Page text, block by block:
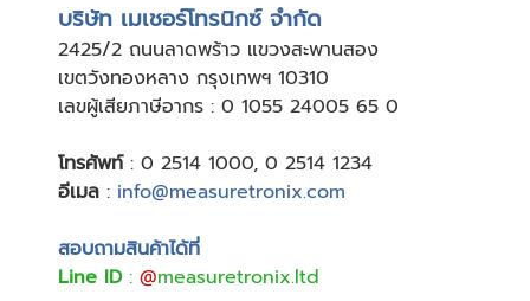
บริษัท เมเชอร์โทรนิกซ์ จำกัด
2425/2 ถนนลาดพร้าว แขวงสะพานสอง
เขตวังทองหลาง กรุงเทพฯ 10310
เลขผู้เสียภาษีอากร : 0 1055 24005 65 0
โทรศัพท์: 0 2514 1000, 0 2514 1234
อีเมล : info@measuretronix.com
สอบถามสินค้าได้ที่
Line ID: @measuretronix.ltd